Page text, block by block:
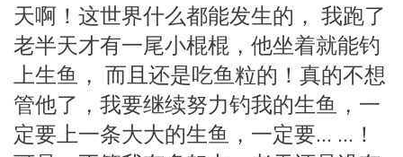
天啊！这世界什么都能发生的， 我跑了
老半天才有一尾小棍棍，他坐着就能钓
上生鱼， 而且还是吃鱼粒的！真的不想
管他了，我要继续努力钓我的生鱼，一
定要上一条大大的生鱼，一定要... ...！